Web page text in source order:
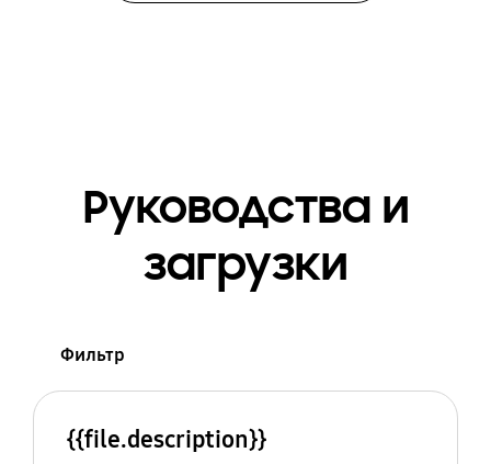
Руководства и
загрузки
Фильтр
{{file.description}}